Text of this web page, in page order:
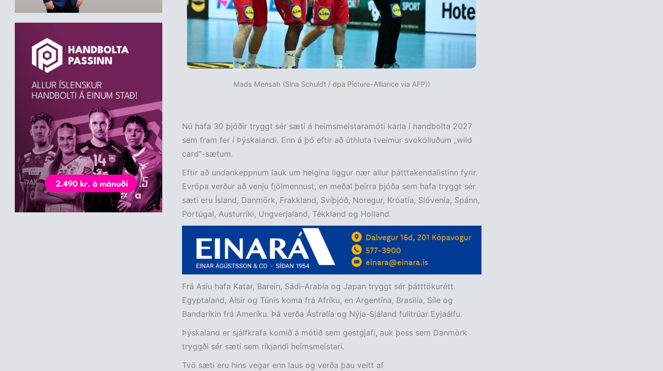
Mads Mensah (Sina Schuldt / dpa Picture-Alliance via AFP))
Nú hafa 30 þjóðir tryggt sér sæti á heimsmeistaramóti karla í handbolta 2027
sem fram fer í Þýskalandi. Enn á þó eftir að úthluta tveimur svokölluðum „wild
card“-sætum.
Eftir að undankeppnum lauk um helgina liggur nær allur þátttakendalistinn fyrir.
Evrópa verður að venju fjölmennust, en meðal þeirra þjóða sem hafa tryggt sér
sæti eru Ísland, Danmörk, Frakkland, Svíþjóð, Noregur, Króatía, Slóvenía, Spánn,
Portúgal, Austurríki, Ungverjaland, Tékkland og Holland.
Frá Asíu hafa Katar, Barein, Sádi-Arabía og Japan tryggt sér þátttökurétt.
Egyptaland, Alsír og Túnis koma frá Afríku, en Argentína, Brasilía, Síle og
Bandaríkin frá Ameríku. Þá verða Ástralía og Nýja-Sjáland fulltrúar Eyjaálfu.
Þýskaland er sjálfkrafa komið á mótið sem gestgjafi, auk þess sem Danmörk
tryggði sér sæti sem ríkjandi heimsmeistari.
Tvö sæti eru hins vegar enn laus og verða þau veitt af